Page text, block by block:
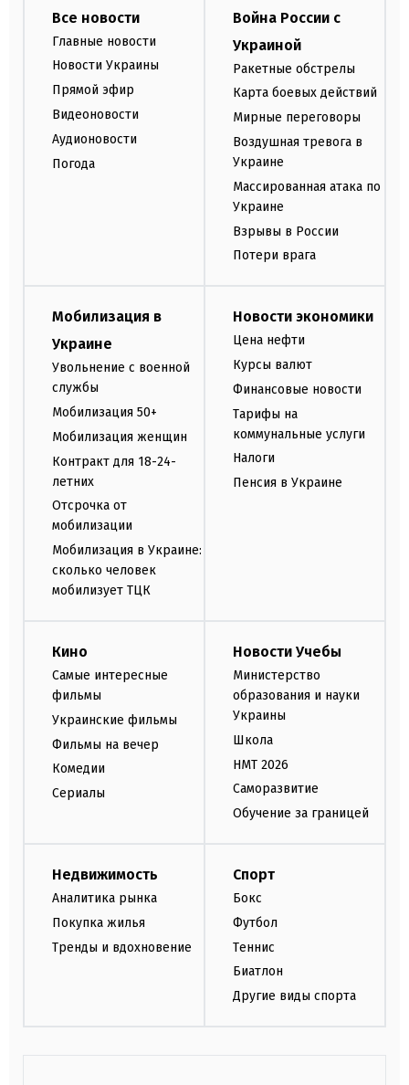
Все новости
Главные новости
Новости Украины
Прямой эфир
Видеоновости
Аудионовости
Погода
Война России с
Украиной
Ракетные обстрелы
Карта боевых действий
Мирные переговоры
Воздушная тревога в
Украине
Массированная атака по
Украине
Взрывы в России
Потери врага
Мобилизация в
Украине
Увольнение с военной
службы
Мобилизация 50+
Мобилизация женщин
Контракт для 18-24-
летних
Отсрочка от
мобилизации
Мобилизация в Украине:
сколько человек
мобилизует ТЦК
Новости экономики
Цена нефти
Курсы валют
Финансовые новости
Тарифы на
коммунальные услуги
Налоги
Пенсия в Украине
Кино
Самые интересные
фильмы
Украинские фильмы
Фильмы на вечер
Комедии
Сериалы
Новости Учебы
Министерство
образования и науки
Украины
Школа
НМТ 2026
Саморазвитие
Обучение за границей
Недвижимость
Аналитика рынка
Покупка жилья
Тренды и вдохновение
Спорт
Бокс
Футбол
Теннис
Биатлон
Другие виды спорта